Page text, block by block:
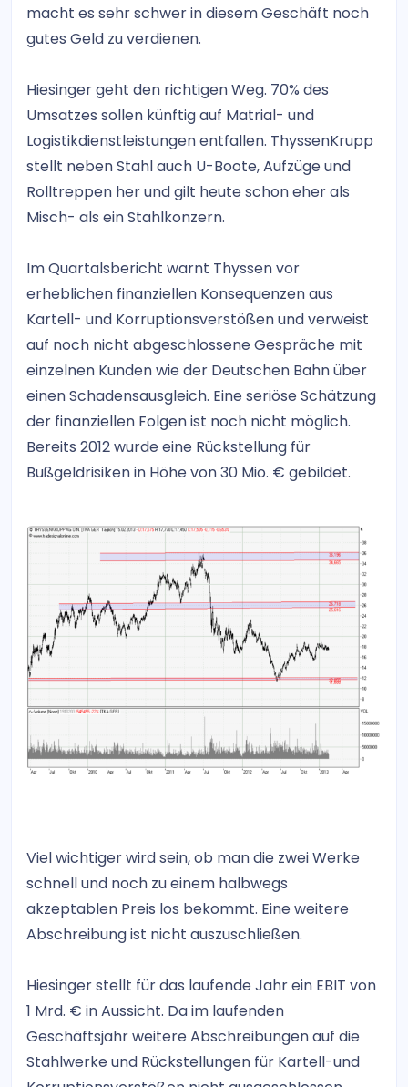
macht es sehr schwer in diesem Geschäft noch
gutes Geld zu verdienen.
Hiesinger geht den richtigen Weg. 70% des
Umsatzes sollen künftig auf Matrial- und
Logistikdienstleistungen entfallen. ThyssenKrupp
stellt neben Stahl auch U-Boote, Aufzüge und
Rolltreppen her und gilt heute schon eher als
Misch- als ein Stahlkonzern.
Im Quartalsbericht warnt Thyssen vor
erheblichen finanziellen Konsequenzen aus
Kartell- und Korruptionsverstößen und verweist
auf noch nicht abgeschlossene Gespräche mit
einzelnen Kunden wie der Deutschen Bahn über
einen Schadensausgleich. Eine seriöse Schätzung
der finanziellen Folgen ist noch nicht möglich.
Bereits 2012 wurde eine Rückstellung für
Bußgeldrisiken in Höhe von 30 Mio. € gebildet.
Viel wichtiger wird sein, ob man die zwei Werke
schnell und noch zu einem halbwegs
akzeptablen Preis los bekommt. Eine weitere
Abschreibung ist nicht auszuschließen.
Hiesinger stellt für das laufende Jahr ein EBIT von
1 Mrd. € in Aussicht. Da im laufenden
Geschäftsjahr weitere Abschreibungen auf die
Stahlwerke und Rückstellungen für Kartell-und